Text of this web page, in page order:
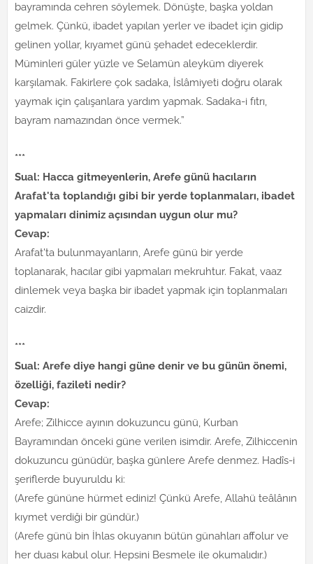
bayramında cehren söylemek. Dönüşte, başka yoldan
gelmek. Çünkü, ibadet yapılan yerler ve ibadet için gidip
gelinen yollar, kıyamet günü şehadet edeceklerdir.
Müminleri güler yüzle ve Selamün aleyküm diyerek
karşılamak. Fakirlere çok sadaka, İslâmiyeti doğru olarak
yaymak için çalışanlara yardım yapmak. Sadaka-i fıtrı,
bayram namazından önce vermek.”
***
Sual: Hacca gitmeyenlerin, Arefe günü hacıların
Arafat'ta toplandığı gibi bir yerde toplanmaları, ibadet
yapmaları dinimiz açısından uygun olur mu?
Cevap:
Arafat'ta bulunmayanların, Arefe günü bir yerde
toplanarak, hacılar gibi yapmaları mekruhtur. Fakat, vaaz
dinlemek veya başka bir ibadet yapmak için toplanmaları
caizdir.
***
Sual: Arefe diye hangi güne denir ve bu günün önemi,
özelliği, fazileti nedir?
Cevap:
Arefe; Zilhicce ayının dokuzuncu günü, Kurban
Bayramından önceki güne verilen isimdir. Arefe, Zilhiccenin
dokuzuncu günüdür, başka günlere Arefe denmez. Hadîs-i
şeriflerde buyuruldu ki:
(Arefe gününe hürmet ediniz! Çünkü Arefe, Allahü teâlânın
kıymet verdiği bir gündür.)
(Arefe günü bin İhlas okuyanın bütün günahları affolur ve
her duası kabul olur. Hepsini Besmele ile okumalıdır.)